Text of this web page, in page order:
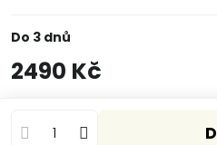
Do 3 dnů
2490 Kč